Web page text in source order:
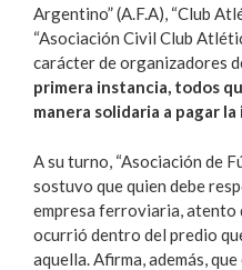
Argentino” (A.F.A), “Club
“Asociación Civil Club
carácter de organizadores
primera instancia, todos
manera solidaria a pagar
A su turno, “Asociación de
sostuvo que quien debe
empresa ferroviaria, atento
ocurrió dentro del predio
aquella. Afirma, además,